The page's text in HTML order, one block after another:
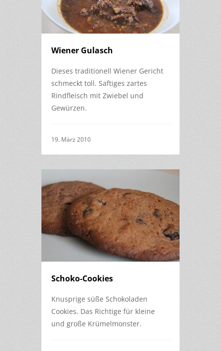
Wiener Gulasch
Dieses traditionell Wiener Gericht
schmeckt toll. Saftiges zartes
Rindfleisch mit Zwiebel und
Gewürzen.
19. März 2010
Schoko-Cookies
Knusprige süße Schokoladen
Cookies. Das Richtige für kleine
und große Krümelmonster.